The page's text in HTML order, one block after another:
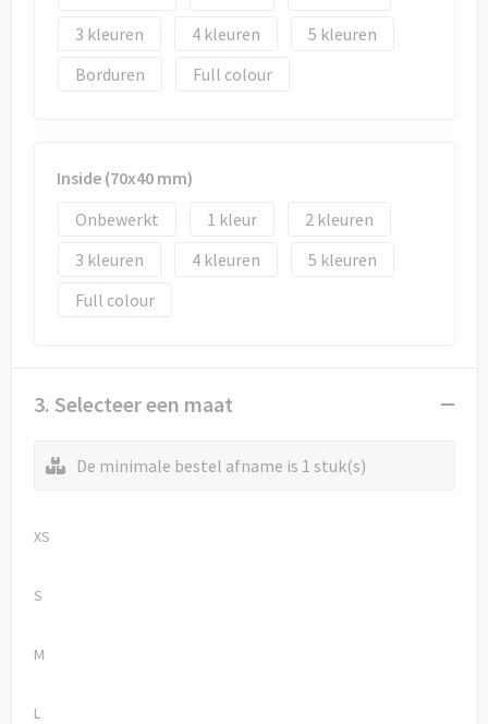
3
4
5
Borduren
Full colour
Inside (70x40 mm)
Onbewerkt
1
2
3
4
5
Full colour
3. Selecteer een maat
De minimale bestel afname is 1 stuk(s)
XS
S
M
L